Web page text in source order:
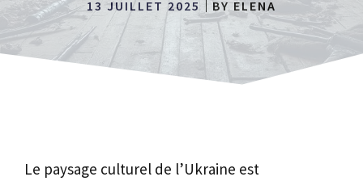
13 JUILLET 2025 BYELENA
Le paysage culturel de l’Ukraine est